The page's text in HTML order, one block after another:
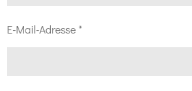
E-Mail-Adresse *